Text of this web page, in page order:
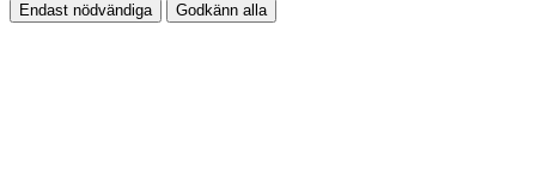
Endast nödvändiga Godkänn alla